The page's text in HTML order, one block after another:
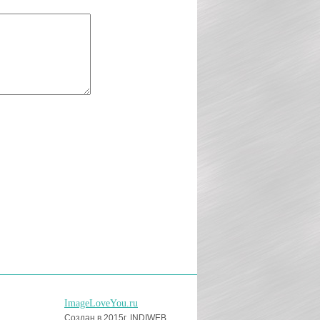
ImageLoveYou.ru
Создан в 2015г, INDIWEB